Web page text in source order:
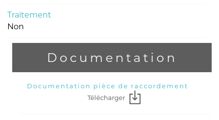
Traitement
Non
Documentation
Documentation pièce de raccordement
Télécharger